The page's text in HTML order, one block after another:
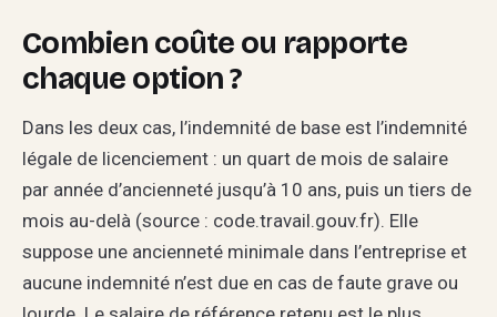
Combien coûte ou rapporte
chaque option ?
Dans les deux cas, l’indemnité de base est l’indemnité
légale de licenciement : un quart de mois de salaire
par année d’ancienneté jusqu’à 10 ans, puis un tiers de
mois au-delà (source : code.travail.gouv.fr). Elle
suppose une ancienneté minimale dans l’entreprise et
aucune indemnité n’est due en cas de faute grave ou